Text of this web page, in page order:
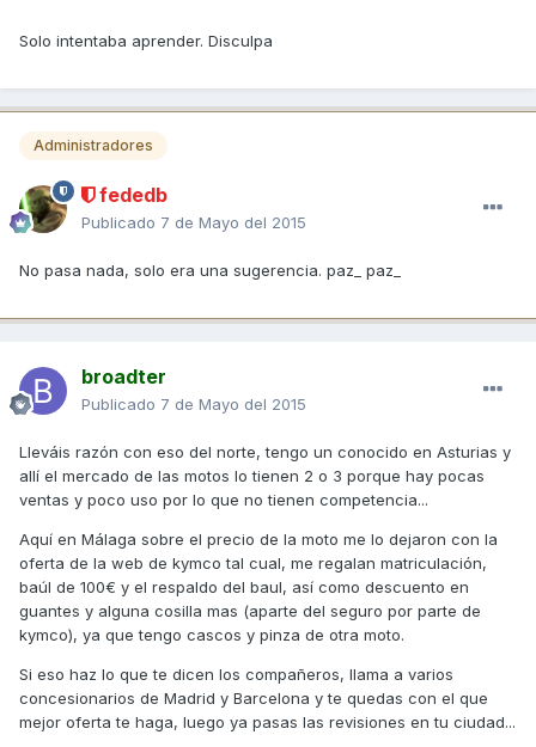
Solo intentaba aprender. Disculpa
Administradores
fededb
Publicado 7 de Mayo del 2015
No pasa nada, solo era una sugerencia. paz_ paz_
broadter
Publicado 7 de Mayo del 2015
Lleváis razón con eso del norte, tengo un conocido en Asturias y
allí el mercado de las motos lo tienen 2 o 3 porque hay pocas
ventas y poco uso por lo que no tienen competencia...
Aquí en Málaga sobre el precio de la moto me lo dejaron con la
oferta de la web de kymco tal cual, me regalan matriculación,
baúl de 100€ y el respaldo del baul, así como descuento en
guantes y alguna cosilla mas (aparte del seguro por parte de
kymco), ya que tengo cascos y pinza de otra moto.
Si eso haz lo que te dicen los compañeros, llama a varios
concesionarios de Madrid y Barcelona y te quedas con el que
mejor oferta te haga, luego ya pasas las revisiones en tu ciudad...